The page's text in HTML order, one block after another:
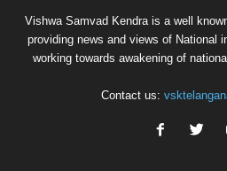
Vishwa Samvad Kendra is a well
providing news and views of National
working towards awakening of
Contact us: